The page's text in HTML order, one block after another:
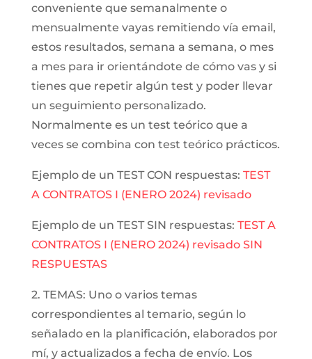
conveniente que semanalmente o
mensualmente vayas remitiendo vía email,
estos resultados, semana a semana, o mes
a mes para ir orientándote de cómo vas y si
tienes que repetir algún test y poder llevar
un seguimiento personalizado.
Normalmente es un test teórico que a
veces se combina con test teórico prácticos.
Ejemplo de un TEST CON respuestas: TEST
A CONTRATOS I (ENERO 2024) revisado
Ejemplo de un TEST SIN respuestas: TEST A
CONTRATOS I (ENERO 2024) revisado SIN
RESPUESTAS
2. TEMAS: Uno o varios temas
correspondientes al temario, según lo
señalado en la planificación, elaborados por
mí, y actualizados a fecha de envío. Los